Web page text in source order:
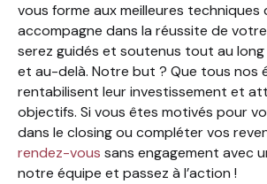
vous forme aux meilleures
accompagne dans la réussite de
serez guidés et soutenus tout au
et au-delà. Notre but ? Que tous nos
rentabilisent leur investissement et
objectifs. Si vous êtes motivés pour
dans le closing ou compléter vos
rendez-vous sans engagement avec
notre équipe et passez à l’action !